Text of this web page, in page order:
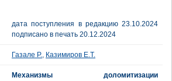
дата поступления в редакцию 23.10.2024
подписано в печать 20.12.2024
Газале Р., Казимиров Е.Т.
Механизмы доломитизации